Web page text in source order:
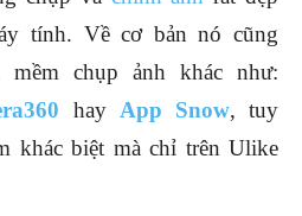
tính. Về cơ bản nó cũng
mềm chụp ảnh khác như:
hay App Snow, tuy
khác biệt mà chỉ trên Ulike